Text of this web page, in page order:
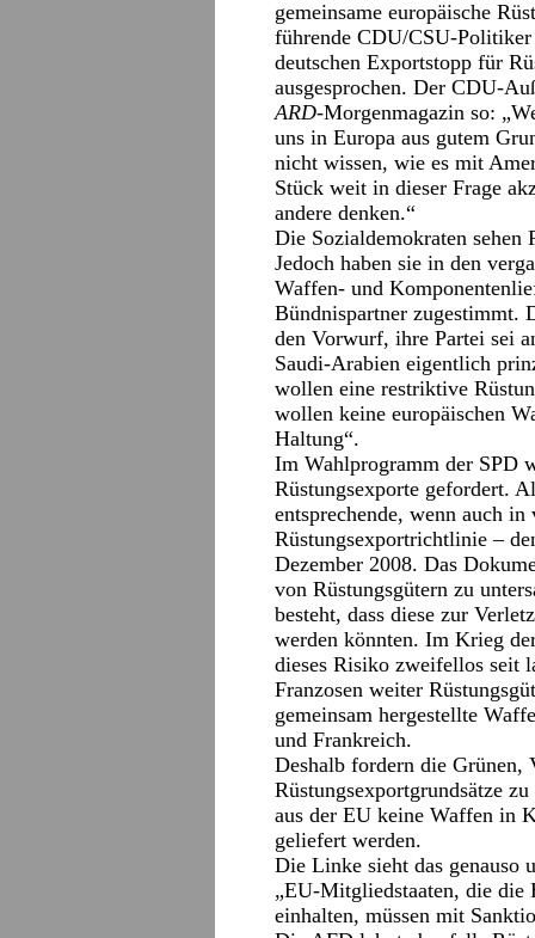
gemeinsame europäische
führende CDU/CSU-
deutschen Exportstopp für
ausgesprochen. Der CDU-
ARD-Morgenmagazin so:
uns in Europa aus gutem
nicht wissen, wie es mit
Stück weit in dieser Frage
andere denken.“
Die Sozialdemokraten
Jedoch haben sie in den
Waffen- und
Bündnispartner zugestimmt.
den Vorwurf, ihre Partei sei
Saudi-Arabien eigentlich
wollen eine restriktive
wollen keine europäischen
Haltung“.
Im Wahlprogramm der SPD
Rüstungsexporte gefordert.
entsprechende, wenn auch
Rüstungsexportrichtlinie –
Dezember 2008. Das
von Rüstungsgütern zu
besteht, dass diese zur
werden könnten. Im Krieg
dieses Risiko zweifellos seit
Franzosen weiter
gemeinsam hergestellte
und Frankreich.
Deshalb fordern die Grünen,
Rüstungsexportgrundsätze
aus der EU keine Waffen in
geliefert werden.
Die Linke sieht das genauso
„EU-Mitgliedstaaten, die
einhalten, müssen mit